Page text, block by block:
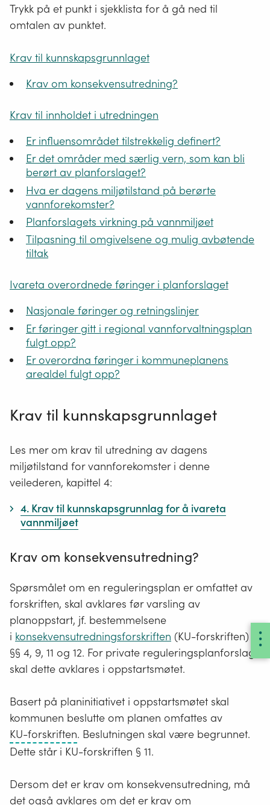
Trykk på et punkt i sjekklista for å gå ned til
omtalen av punktet.
Krav til kunnskapsgrunnlaget
Krav om konsekvensutredning?
Krav til innholdet i utredningen
Er influensområdet tilstrekkelig definert?
Er det områder med særlig vern, som kan bli
berørt av planforslaget?
Hva er dagens miljøtilstand på berørte
vannforekomster?
Planforslagets virkning på vannmiljøet
Tilpasning til omgivelsene og mulig avbøtende
tiltak
Ivareta overordnede føringer i planforslaget
Nasjonale føringer og retningslinjer
Er føringer gitt i regional vannforvaltningsplan
fulgt opp?
Er overordna føringer i kommuneplanens
arealdel fulgt opp?
Krav til kunnskapsgrunnlaget
Les mer om krav til utredning av dagens
miljøtilstand for vannforekomster i denne
veilederen, kapittel 4:
4. Krav til kunnskapsgrunnlag for å ivareta
vannmiljøet
Krav om konsekvensutredning?
Spørsmålet om en reguleringsplan er omfattet av
forskriften, skal avklares før varsling av
planoppstart, jf. bestemmelsene
i konsekvensutredningsforskriften (KU-forskriften)
§§ 4, 9, 11 og 12. For private reguleringsplanforslag
skal dette avklares i oppstartsmøtet.
Basert på planinitiativet i oppstartsmøtet skal
kommunen beslutte om planen omfattes av
KU-forskriftenForskrift
om
. Beslutningen skal være begrunnet.
Dette står i KU-forskriften § 11.
Dersom det er krav om konsekvensutredning, må
det også avklares om det er krav om